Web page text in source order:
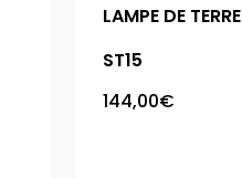
LAMPE DE
ST15
144,00€